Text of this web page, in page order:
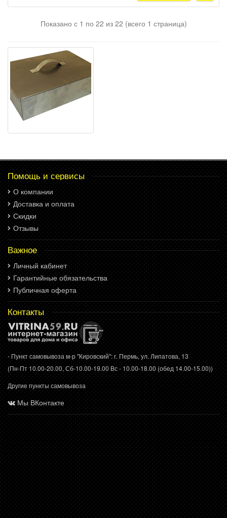
Показано с 1 по 22 из 22 (всего 1 страница)
Помощь и сервисы
О компании
Доставка и оплата
Скидки
Отзывы
Важное
Личный кабинет
Гарантийные обязательства
Публичная оферта
Контакты
- Пункт самовывоза м-р "Кировский": г. Пермь, ул. Липатова, 13
(Пн-Пт 10.00-20.00, Сб-10.00-19.00 Вс - 10.00-18.00 (обед 14.00-15.00))
Другие пункты самовывоза
Мы ВКонтакте